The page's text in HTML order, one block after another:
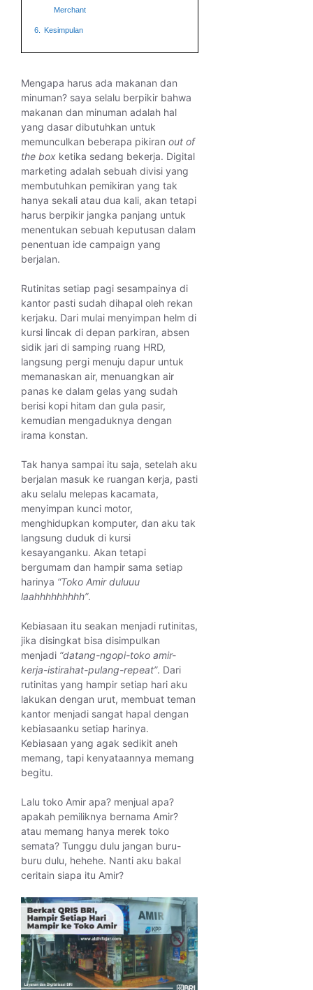
Merchant
6. Kesimpulan
Mengapa harus ada makanan dan
minuman? saya selalu berpikir bahwa
makanan dan minuman adalah hal
yang dasar dibutuhkan untuk
memunculkan beberapa pikiran out of
the box ketika sedang bekerja. Digital
marketing adalah sebuah divisi yang
membutuhkan pemikiran yang tak
hanya sekali atau dua kali, akan tetapi
harus berpikir jangka panjang untuk
menentukan sebuah keputusan dalam
penentuan ide campaign yang
berjalan.
Rutinitas setiap pagi sesampainya di
kantor pasti sudah dihapal oleh rekan
kerjaku. Dari mulai menyimpan helm di
kursi lincak di depan parkiran, absen
sidik jari di samping ruang HRD,
langsung pergi menuju dapur untuk
memanaskan air, menuangkan air
panas ke dalam gelas yang sudah
berisi kopi hitam dan gula pasir,
kemudian mengaduknya dengan
irama konstan.
Tak hanya sampai itu saja, setelah aku
berjalan masuk ke ruangan kerja, pasti
aku selalu melepas kacamata,
menyimpan kunci motor,
menghidupkan komputer, dan aku tak
langsung duduk di kursi
kesayanganku. Akan tetapi
bergumam dan hampir sama setiap
harinya “Toko Amir duluuu
laahhhhhhhhh”.
Kebiasaan itu seakan menjadi rutinitas,
jika disingkat bisa disimpulkan
menjadi “datang-ngopi-toko amir-
kerja-istirahat-pulang-repeat”. Dari
rutinitas yang hampir setiap hari aku
lakukan dengan urut, membuat teman
kantor menjadi sangat hapal dengan
kebiasaanku setiap harinya.
Kebiasaan yang agak sedikit aneh
memang, tapi kenyataannya memang
begitu.
Lalu toko Amir apa? menjual apa?
apakah pemiliknya bernama Amir?
atau memang hanya merek toko
semata? Tunggu dulu jangan buru-
buru dulu, hehehe. Nanti aku bakal
ceritain siapa itu Amir?